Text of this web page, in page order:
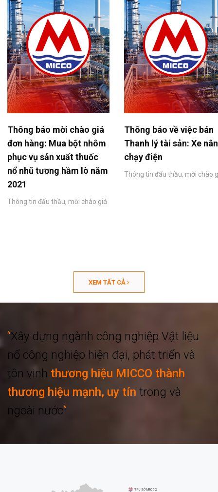
Thông báo mời chào giá
đơn hàng: Mua bột nhôm
phục vụ sản xuất thuốc
nổ nhũ tương hầm lò năm
2021
Thông tin đấu thầu, mời chào giá
Thông báo về việc bán
Thanh lý tài sản: Xe
chạy điện
Thông tin đấu thầu, mời chào
XEM TẤT CẢ
“Xây dựng ngành công nghiệp Vật liệu
nổ công nghiệp hiện đại, phát triển và
tôn vinh thương hiệu MICCO thành
thương hiệu mạnh, uy tín trong và
ngoài nước”